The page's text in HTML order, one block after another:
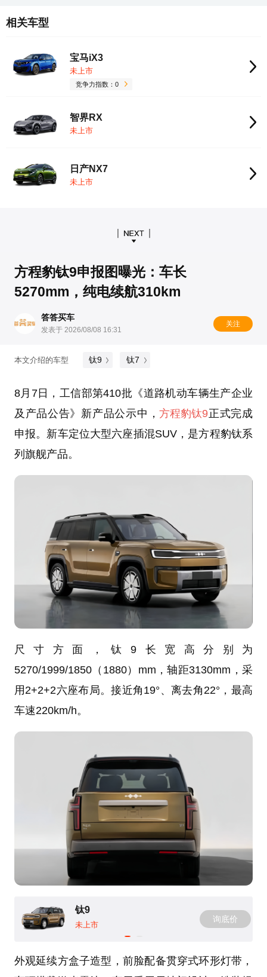
相关车型
宝马iX3
未上市
竞争力指数：0
智界RX
未上市
日产NX7
未上市
方程豹钛9申报图曝光：车长
5270mm，纯电续航310km
答答买车
发表于 2026/08/08 16:31
关注
本文介绍的车型 钛9 钛7
8月7日，工信部第410批《道路机动车辆生产企业
及产品公告》新产品公示中，方程豹钛9正式完成
申报。新车定位大型六座插混SUV，是方程豹钛系
列旗舰产品。
尺寸方面，钛9长宽高分别为
5270/1999/1850（1880）mm，轴距3130mm，采
用2+2+2六座布局。接近角19°、离去角22°，最高
车速220km/h。
钛9
未上市
询底价
外观延续方盒子造型，前脸配备贯穿式环形灯带，